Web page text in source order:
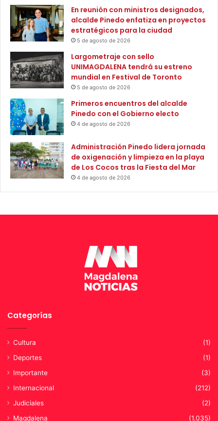
s
m
b
n
e
s
d
e
E
N
A
En reunión con ministros designados,
alcalde Pinedo enfatiza en proyectos
estratégicos para la ciudad
5 de agosto de 2026
Largometraje con sello
UNIMAGDALENA tendrá su estreno
mundial en Festival de Toronto
5 de agosto de 2026
Primeros encuentros del alcalde
Pinedo con el Gobierno electo
4 de agosto de 2026
Administración Pinedo lidera jornada
de oxigenación y limpieza en la playa
de Los Cocos tras la Fiesta del Mar
4 de agosto de 2026
Categorías
Cultura
(1)
Deportes
(1)
Importante
(3)
Internacional
(212)
Judiciales
(2)
Magdalena
(1.035)